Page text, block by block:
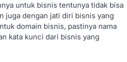
untuk bisnis tentunya tidak bisa
juga dengan jati diri bisnis yang
domain bisnis, pastinya nama
kata kunci dari bisnis yang